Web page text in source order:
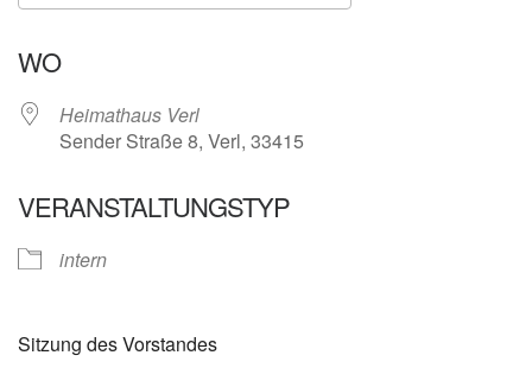
WO
Heimathaus Verl
Sender Straße 8, Verl, 33415
VERANSTALTUNGSTYP
intern
Sitzung des Vorstandes